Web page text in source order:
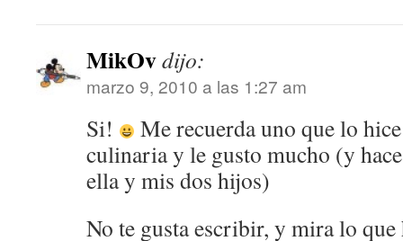
MikOvdijo:
marzo 9, 2010 a las 1:27 am
Si!
Me recuerda uno que lo
culinaria y le gusto mucho (y
ella y mis dos hijos)
No te gusta escribir, y mira lo que